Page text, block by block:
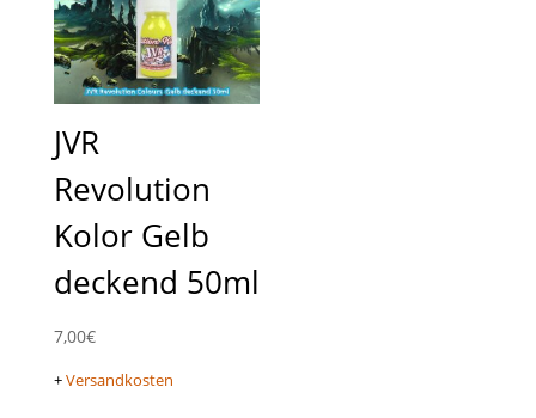
JVR
Revolution
Kolor Gelb
deckend 50ml
7,00€
+Versandkosten